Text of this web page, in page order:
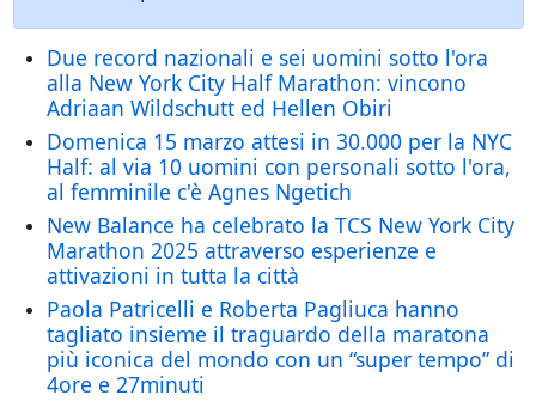
Due record nazionali e sei uomini sotto l'ora
alla New York City Half Marathon: vincono
Adriaan Wildschutt ed Hellen Obiri
Domenica 15 marzo attesi in 30.000 per la NYC
Half: al via 10 uomini con personali sotto l'ora,
al femminile c'è Agnes Ngetich
New Balance ha celebrato la TCS New York City
Marathon 2025 attraverso esperienze e
attivazioni in tutta la città
Paola Patricelli e Roberta Pagliuca hanno
tagliato insieme il traguardo della maratona
più iconica del mondo con un “super tempo” di
4ore e 27minuti